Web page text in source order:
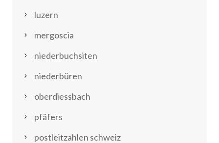
luzern
mergoscia
niederbuchsiten
niederbüren
oberdiessbach
pfäfers
postleitzahlen schweiz